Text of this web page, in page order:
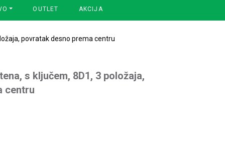
OUTLET AKCIJA
povratak desno prema centru
s ključem, 8D1, 3 položaja,
centru